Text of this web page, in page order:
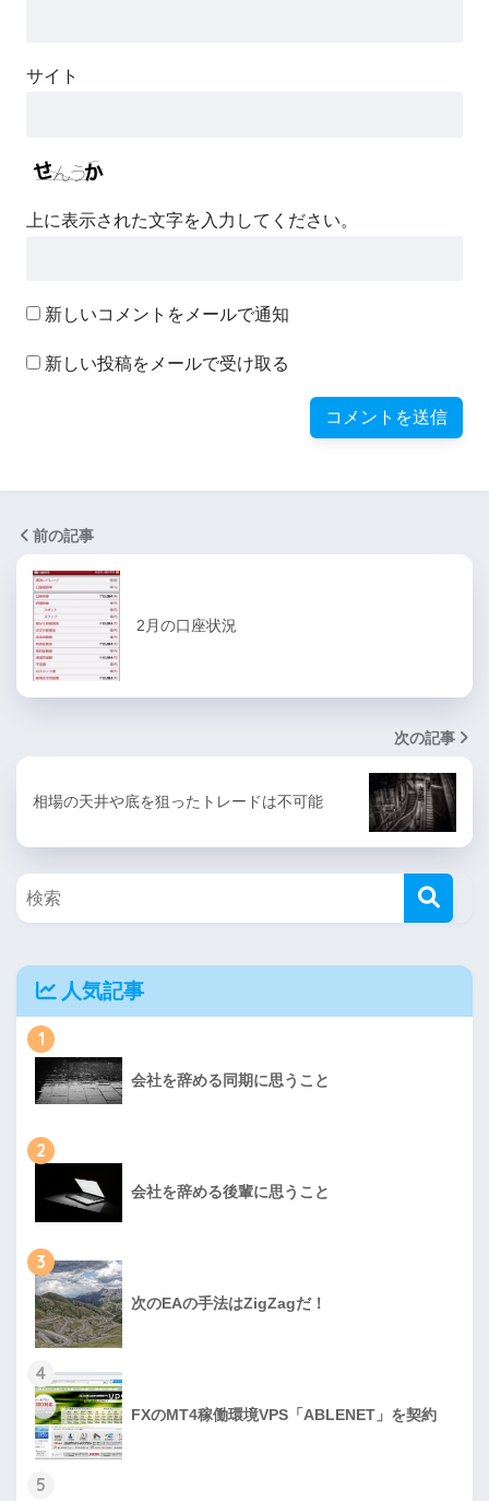
サイト
上に表示された文字を入力してください。
新しいコメントをメールで通知
新しい投稿をメールで受け取る
前の記事
2月の口座状況
次の記事
相場の天井や底を狙ったトレードは不可能
人気記事
1
会社を辞める同期に思うこと
2
会社を辞める後輩に思うこと
3
次のEAの手法はZigZagだ！
4
FXのMT4稼働環境VPS「ABLENET」を契約
5